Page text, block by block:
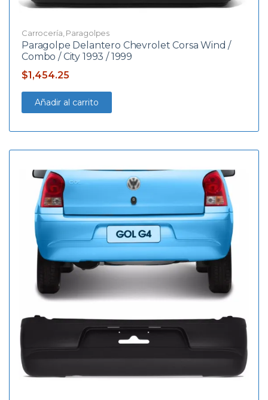
Carrocería Paragolpes
Paragolpe Delantero Chevrolet Corsa Wind /
Combo / City 1993 / 1999
$1,454.25
Añadir al carrito